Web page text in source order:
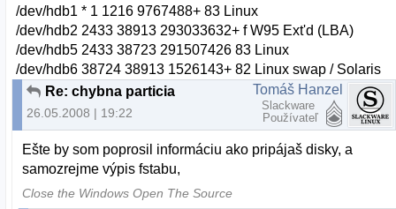
/dev/hdb1 * 1 1216 9767488+ 83 Linux
/dev/hdb2 2433 38913 293033632+ f W95 Ext'd (LBA)
/dev/hdb5 2433 38723 291507426 83 Linux
/dev/hdb6 38724 38913 1526143+ 82 Linux swap / Solaris
Re: chybna particia
26.05.2008 | 19:22
Tomáš Hanzel
Slackware
Používateľ
Ešte by som poprosil informáciu ako pripájaš disky, a
samozrejme výpis fstabu,
Close the Windows Open The Source